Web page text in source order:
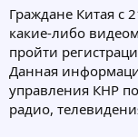
Граждане Китая с
какие-либо
пройти
Данная
управления КНР
радио,